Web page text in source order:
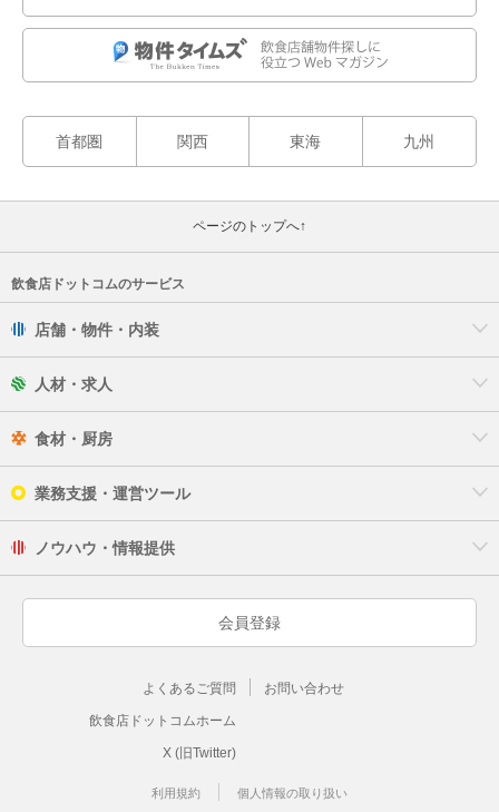
首都圏 関西 東海 九州
ページのトップへ↑
飲食店ドットコムのサービス
店舗・物件・内装
人材・求人
食材・厨房
業務支援・運営ツール
ノウハウ・情報提供
会員登録
よくあるご質問 お問い合わせ
飲食店ドットコムホーム
X (旧Twitter)
利用規約 個人情報の取り扱い